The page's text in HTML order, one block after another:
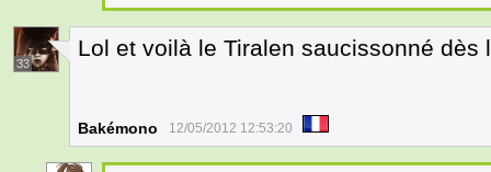
33
Lol et voilà le Tiralen saucissonné dès
Bakémono 12/05/2012 12:53:20